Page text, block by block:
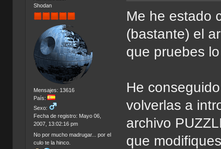
Shodan
Mensajes: 13616
País:
Sexo:
Fecha de registro: Mayo 06,
2007, 13:02:16 pm
No por mucho madrugar... por el
culo te la hinco.
Me he estado
(bastante) el
que pruebes
He
volverlas a
archivo
que